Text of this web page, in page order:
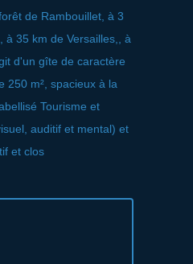
de Rambouillet, à 3
à 35 km de Versailles,, à
d'un gîte de caractère
250 m², spacieux à la
Tourisme et
auditif et mental) et
et clos